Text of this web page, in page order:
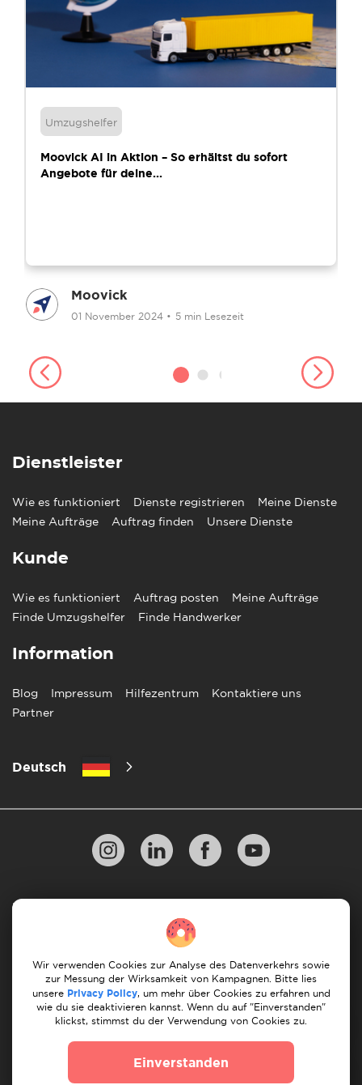
Umzugshelfer
Moovick AI in Aktion – So erhältst du sofort
Angebote für deine...
Moovick
01 November 2024 • 5 min Lesezeit
Dienstleister
Wie es funktioniert Dienste registrieren
Meine Dienste
Meine Aufträge
Auftrag finden Unsere Dienste
Kunde
Wie es funktioniert Auftrag posten
Meine Aufträge
Finde Umzugshelfer
Finde Handwerker
Information
Blog Impressum Hilfezentrum
Kontaktiere uns
Partner
Deutsch
Links enthalten, was unsere redaktionelle Integrität nicht
Datenschutzbestimmungen
10 Regeln für einen erfolgreichen Umzug
Zahlungsrichtlinien Bedingungen & Konditionen
Stornierung & Rückerstattung
Wir verwenden Cookies zur Analyse des Datenverkehrs sowie
zur Messung der Wirksamkeit von Kampagnen. Bitte lies
unsere Privacy Policy, um mehr über Cookies zu erfahren und
wie du sie deaktivieren kannst. Wenn du auf "Einverstanden"
klickst, stimmst du der Verwendung von Cookies zu.
Einverstanden